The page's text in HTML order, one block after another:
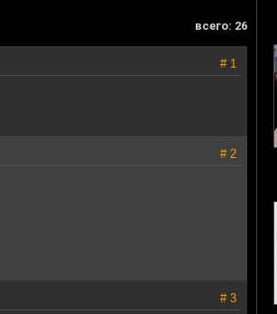
всего: 26
# 1
# 2
# 3